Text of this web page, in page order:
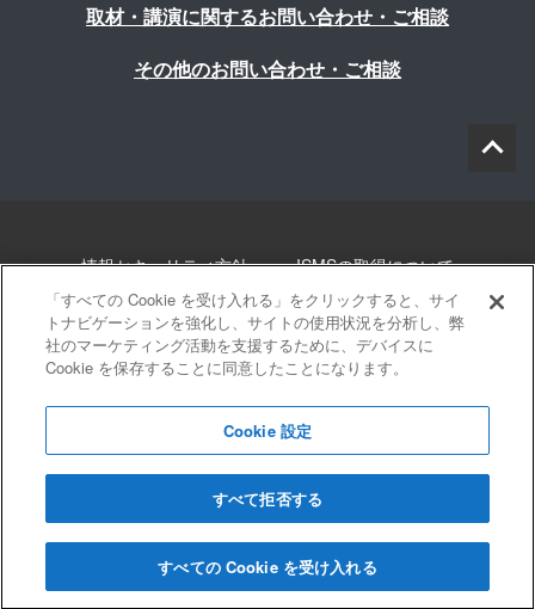
取材・講演に関するお問い合わせ・ご相談
その他のお問い合わせ・ご相談
情報セキュリティ方針 ISMSの取得について
個人情報について 勧誘方針 このサイトについて
サイトマップ
© 2022 Blue innovation Co.,Ltd. All Rights Reserved
「すべての Cookie を受け入れる」をクリックすると、サイ
トナビゲーションを強化し、サイトの使用状況を分析し、弊
社のマーケティング活動を支援するために、デバイスに
Cookie を保存することに同意したことになります。
Cookie 設定
すべて拒否する
すべての Cookie を受け入れる